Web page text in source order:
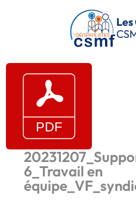
Passer au contenu principal
6_Travail en